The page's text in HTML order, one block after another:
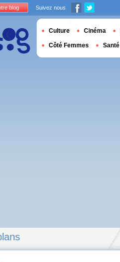
blog Suivez nous
Culture Cinéma
Côté Femmes Santé